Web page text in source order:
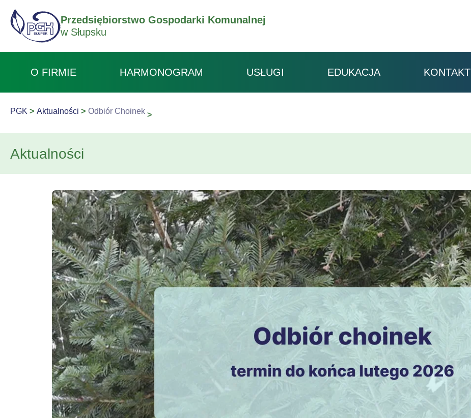
Przedsiębiorstwo Gospodarki Komunalnej
w Słupsku
O FIRMIE HARMONOGRAM USŁUGI EDUKACJA KONTAKT
PGK Aktualności Odbiór Choinek
Aktualności
Odbiór Choinek